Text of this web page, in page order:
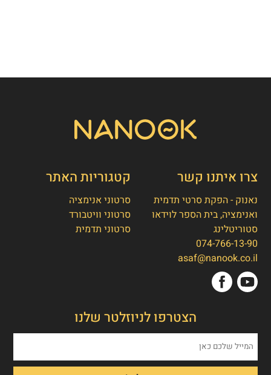
צרו איתנו קשר
נאנוק - הפקת סרטי תדמית
ואנימציה, בית הספר לוידאו
סטוריטלינג
074-766-13-90
asaf@nanook.co.il
קטגוריות האתר
סרטוני אנימציה
סרטוני וויטבורד
סרטוני תדמית
הצטרפו לניוזלטר שלנו
לאתר שלנו!
איך אפשר לעזור לכם היום?
1. הפקת סרט תדמית/אנימציה